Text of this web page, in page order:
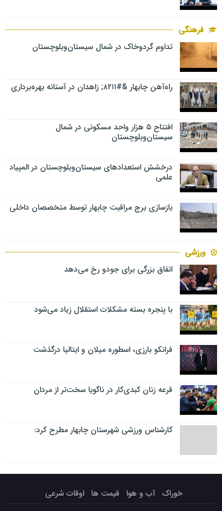
فرهنگی
تداوم گردوخاک در شمال سیستان‌وبلوچستان
راه‌آهن چابهار &#۸۲۱۱; زاهدان در آستانه بهره‌برداری
افتتاح ۵ هزار واحد مسکونی در شمال
سیستان‌وبلوچستان
درخشش استعدادهای سیستان‌وبلوچستان در المپیاد
علمی
بازسازی برج مراقبت چابهار توسط متخصصان داخلی
ورزشی
اتفاق بزرگی برای جودو رخ می‌دهد
با پنجره بسته مشکلات استقلال زیاد می‌شود
فرانکو بارزی، اسطوره میلان و ایتالیا درگذشت
قرعه زنان کبدی‌کار در ناگویا سخت‌تر از مردان
کارشناس ورزشی شهرستان چابهار مطرح کرد:
خوراک آب و هوا قیمت ها اوقات شرعی